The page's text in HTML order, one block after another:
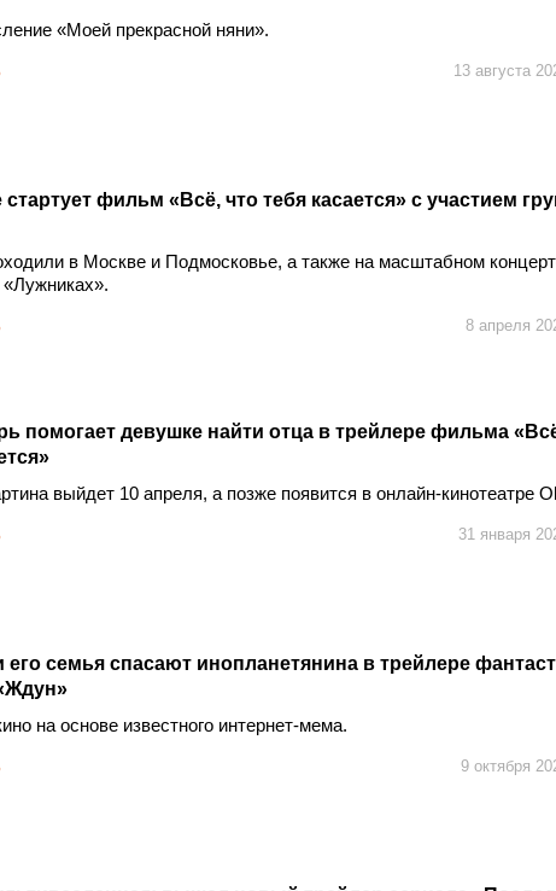
«Моей прекрасной няни».
13 августа
стартует фильм «Всё, что тебя касается» с участием
в Москве и Подмосковье, а также на масштабном
8 апреля
помогает девушке найти отца в трейлере фильма
выйдет 10 апреля, а позже появится в онлайн-кинотеатре
31 января
его семья спасают инопланетянина в трейлере
на основе известного интернет-мема.
9 октября